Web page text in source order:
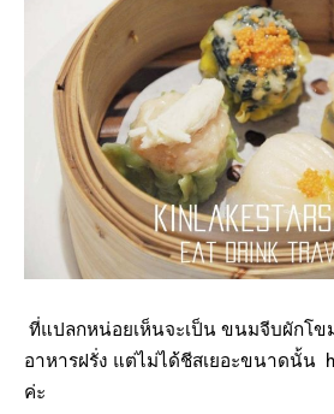
ที่แปลกหน่อยเห็นจะเป็น ขนมจีบผักโข
อาหารฝรั่ง แต่ไม่ได้ชีสเยอะขนาดนั้น
ค่ะ